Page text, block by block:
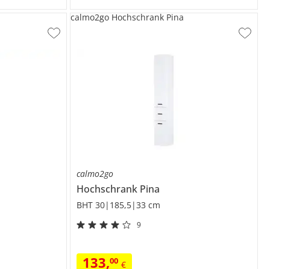
calmo2go
Hochschrank Pina
BHT 30|185,5|33 cm
9
133,00 €
calmo2go Hochschrank Pina